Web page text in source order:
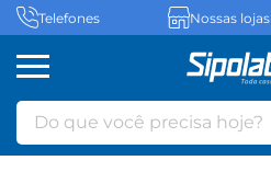
Telefones Nossas lojas
Do que você precisa hoje?